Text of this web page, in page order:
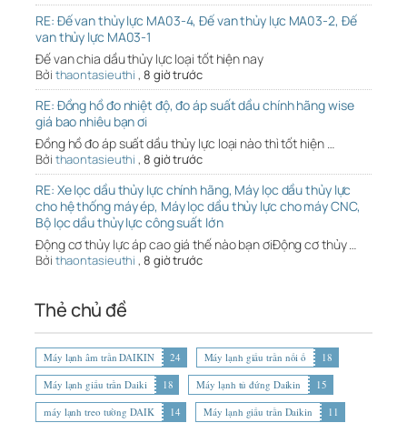
RE: Đế van thủy lực MA03-4, Đế van thủy lực MA03-2, Đế
van thủy lực MA03-1
Đế van chia dầu thủy lực loại tốt hiện nay
Bởi thaontasieuthi , 8 giờ trước
RE: Đồng hồ đo nhiệt độ, đo áp suất dầu chính hãng wise
giá bao nhiêu bạn ơi
Đồng hồ đo áp suất dầu thủy lực loại nào thì tốt hiện …
Bởi thaontasieuthi , 8 giờ trước
RE: Xe lọc dầu thủy lực chính hãng, Máy lọc dầu thủy lực
cho hệ thống máy ép, Máy lọc dầu thủy lực cho máy CNC,
Bộ lọc dầu thủy lực công suất lớn
Động cơ thủy lực áp cao giá thế nào bạn ơiĐộng cơ thủy …
Bởi thaontasieuthi , 8 giờ trước
Thẻ chủ đề
Máy lạnh âm trần DAIKIN 24 Máy lạnh giấu trần nối ố
18
Máy lạnh giấu trần Daiki
18 Máy lạnh tủ đứng Daikin
15
máy lạnh treo tường DAIK
14 Máy lạnh giấu trần Daikin
11